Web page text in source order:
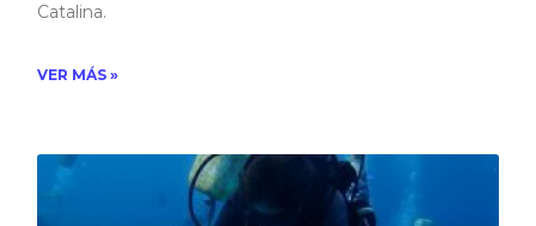
Catalina.
VER MÁS »